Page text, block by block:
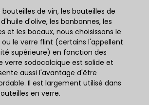
bouteilles de vin, les bouteilles de
d'olive, les bonbonnes, les
et les bocaux, nous choisissons le
le verre flint (certains l'appellent
supérieure) en fonction des
verre sodocalcique est solide et
aussi l'avantage d'être
Il est largement utilisé dans
en verre.